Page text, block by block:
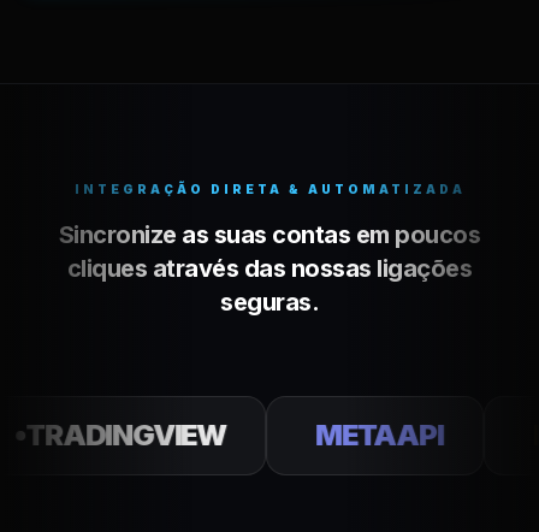
INTEGRAÇÃO DIRETA & AUTOMATIZADA
Sincronize as suas contas em poucos
cliques através das nossas ligações
seguras.
METAAPI